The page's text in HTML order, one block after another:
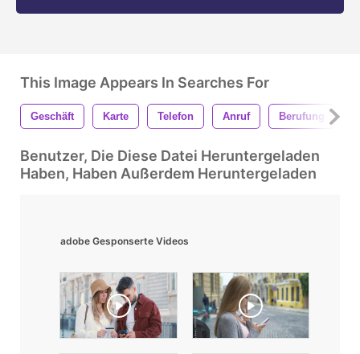
This Image Appears In Searches For
Geschäft Karte Telefon Anruf Berufung
Benutzer, Die Diese Datei Heruntergeladen
Haben, Haben Außerdem Heruntergeladen
adobe Gesponserte Videos